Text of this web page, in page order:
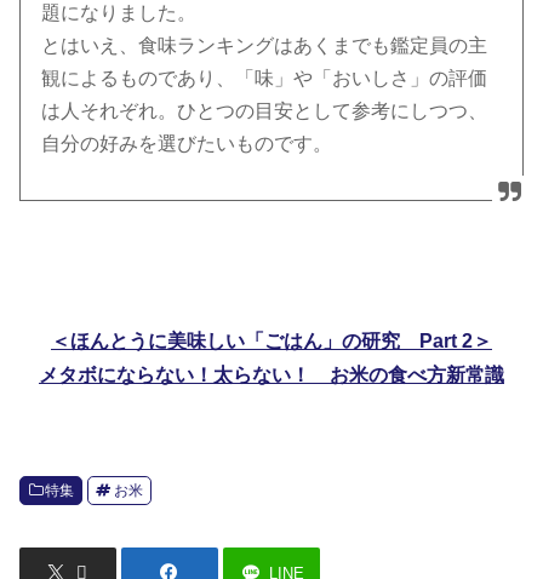
題になりました。
とはいえ、食味ランキングはあくまでも鑑定員の主
観によるものであり、「味」や「おいしさ」の評価
は人それぞれ。ひとつの目安として参考にしつつ、
自分の好みを選びたいものです。
＜ほんとうに美味しい「ごはん」の研究 Part 2＞
メタボにならない！太らない！ お米の食べ方新常識
特集 お米
LINE